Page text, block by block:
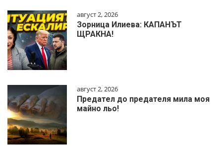
август 2, 2026
Зорница Илиева: КАПАНЪТ
ЩРАКНА!
август 2, 2026
Предател до предателя мила моя
майно льо!